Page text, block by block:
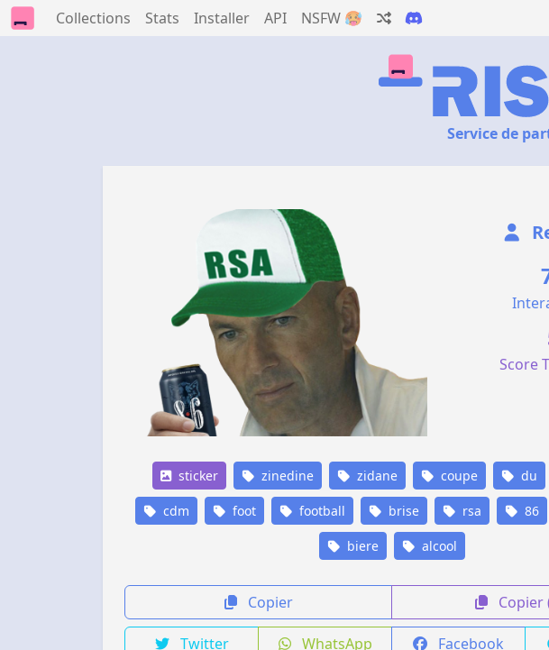
Collections Stats Installer API NSFW 🥵
Service de
Score
sticker zinedine zidane coupe du
cdm foot football brise rsa 86
biere alcool
Copier Copier
Twitter WhatsApp Facebook